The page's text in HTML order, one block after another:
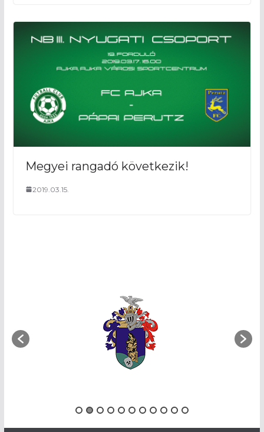
Megyei rangadó következik!
2019.03.15.